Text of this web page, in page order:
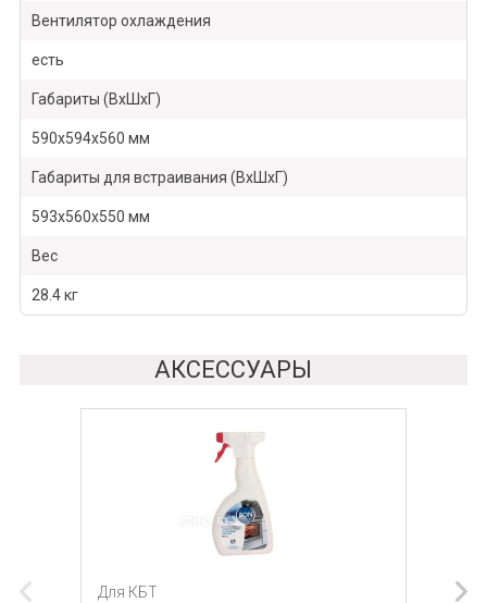
Вентилятор охлаждения
есть
Габариты (ВхШхГ)
590x594x560 мм
Габариты для встраивания (ВхШхГ)
593х560х550 мм
Вес
28.4 кг
АКСЕССУАРЫ
Для КБТ
Для КБТ